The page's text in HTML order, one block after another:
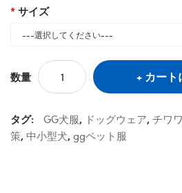
サイズ
数量 カート
タグ: GG犬服, ドッグウェア, チワワ
策, 中小型犬, ggペット服